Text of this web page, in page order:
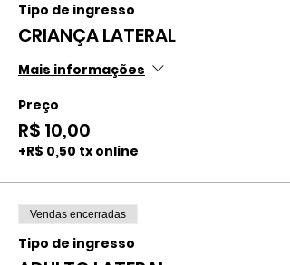
Tipo de ingresso
CRIANÇA LATERAL
Mais informações
Preço
R$ 10,00
+R$ 0,50 tx online
Vendas encerradas
Tipo de ingresso